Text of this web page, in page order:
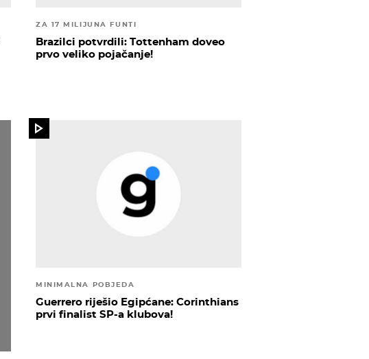
ZA 17 MILIJUNA FUNTI
Brazilci potvrdili: Tottenham doveo
prvo veliko pojačanje!
MINIMALNA POBJEDA
Guerrero riješio Egipćane: Corinthians
prvi finalist SP-a klubova!